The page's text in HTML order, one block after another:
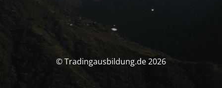
© Tradingausbildung.de 2026